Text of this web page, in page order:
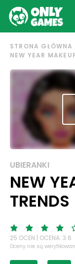
STRONA GŁÓWNA
NEW YEAR
UBIERANKI
NEW
TRENDS
25 OCEN | OCENA: 3.6
Oceny nie są